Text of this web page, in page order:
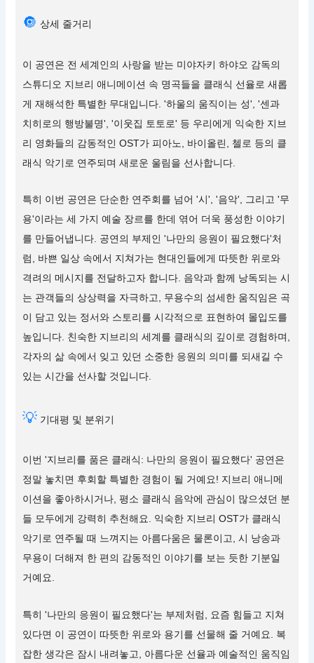
🔘 상세 줄거리
이 공연은 전 세계인의 사랑을 받는 미야자키 하야오 감독의
스튜디오 지브리 애니메이션 속 명곡들을 클래식 선율로 새롭
게 재해석한 특별한 무대입니다. '하울의 움직이는 성', '센과
치히로의 행방불명', '이웃집 토토로' 등 우리에게 익숙한 지브
리 영화들의 감동적인 OST가 피아노, 바이올린, 첼로 등의 클
래식 악기로 연주되며 새로운 울림을 선사합니다.
특히 이번 공연은 단순한 연주회를 넘어 '시', '음악', 그리고 '무
용'이라는 세 가지 예술 장르를 한데 엮어 더욱 풍성한 이야기
를 만들어냅니다. 공연의 부제인 '나만의 응원이 필요했다'처
럼, 바쁜 일상 속에서 지쳐가는 현대인들에게 따뜻한 위로와
격려의 메시지를 전달하고자 합니다. 음악과 함께 낭독되는 시
는 관객들의 상상력을 자극하고, 무용수의 섬세한 움직임은 곡
이 담고 있는 정서와 스토리를 시각적으로 표현하여 몰입도를
높입니다. 친숙한 지브리의 세계를 클래식의 깊이로 경험하며,
각자의 삶 속에서 잊고 있던 소중한 응원의 의미를 되새길 수
있는 시간을 선사할 것입니다.
💡 기대평 및 분위기
이번 '지브리를 품은 클래식: 나만의 응원이 필요했다' 공연은
정말 놓치면 후회할 특별한 경험이 될 거예요! 지브리 애니메
이션을 좋아하시거나, 평소 클래식 음악에 관심이 많으셨던 분
들 모두에게 강력히 추천해요. 익숙한 지브리 OST가 클래식
악기로 연주될 때 느껴지는 아름다움은 물론이고, 시 낭송과
무용이 더해져 한 편의 감동적인 이야기를 보는 듯한 기분일
거예요.
특히 '나만의 응원이 필요했다'는 부제처럼, 요즘 힘들고 지쳐
있다면 이 공연이 따뜻한 위로와 용기를 선물해 줄 거예요. 복
잡한 생각은 잠시 내려놓고, 아름다운 선율과 예술적인 움직임